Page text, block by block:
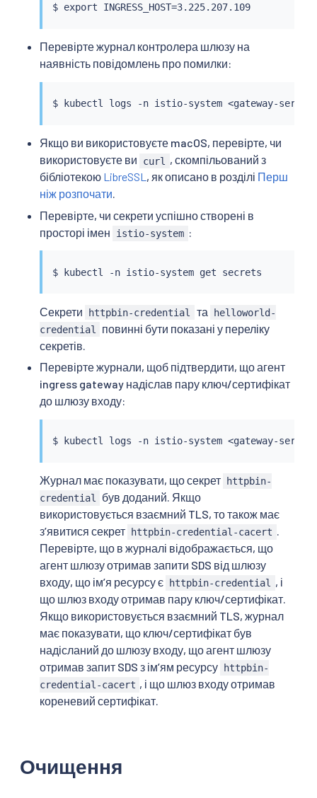
$ export INGRESS_HOST= 3.225.207.109
Перевірте журнал контролера шлюзу на
наявність повідомлень про помилки:
$ kubectl logs -n istio-system <gateway-
Якщо ви використовуєте macOS, перевірте, чи
використовуєте ви
curl
, скомпільований з
бібліотекою LibreSSL , як описано в розділі Перш
ніж розпочати.
Перевірте, чи секрети успішно створені в
просторі імен
istio-system :
$ kubectl
Секрети httpbin-credential та
helloworld-
credential
повинні бути показані у переліку
секретів.
Перевірте журнали, щоб підтвердити, що агент
ingress gateway надіслав пару ключ/сертифікат
до шлюзу входу:
$ kubectl logs -n istio-system <gateway-
Журнал має показувати, що секрет
httpbin-
credential
був доданий. Якщо
використовується взаємний TLS, то також має
зʼявитися секрет
httpbin-credential-cacert .
Перевірте, що в журналі відображається, що
агент шлюзу отримав запити SDS від шлюзу
входу, що імʼя ресурсу є
httpbin-credential
, і
що шлюз входу отримав пару ключ/сертифікат.
Якщо використовується взаємний TLS, журнал
має показувати, що ключ/сертифікат був
надісланий до шлюзу входу, що агент шлюзу
отримав запит SDS з імʼям ресурсу
httpbin-
credential-cacert , і що шлюз входу отримав
кореневий сертифікат.
Очищення